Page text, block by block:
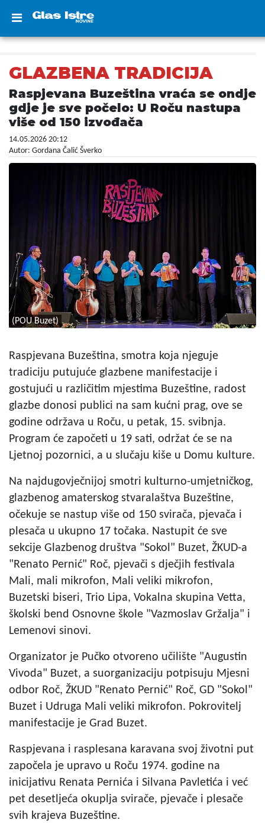
GLAZBENA TRADICIJA
Raspjevana Buzeština vraća se ondje
gdje je sve počelo: U Roču nastupa
više od 150 izvođača
14.05.2026 20:12
Autor: Gordana Čalić Šverko
(POU Buzet)
Raspjevana Buzeština, smotra koja njeguje
tradiciju putujuće glazbene manifestacije i
gostujući u različitim mjestima Buzeštine, radost
glazbe donosi publici na sam kućni prag, ove se
godine održava u Roču, u petak, 15. svibnja.
Program će započeti u 19 sati, održat će se na
Ljetnoj pozornici, a u slučaju kiše u Domu kulture.
Na najdugovječnijoj smotri kulturno-umjetničkog,
glazbenog amaterskog stvaralaštva Buzeštine,
očekuje se nastup više od 150 svirača, pjevača i
plesača u ukupno 17 točaka. Nastupit će sve
sekcije Glazbenog društva "Sokol" Buzet, ŽKUD-a
"Renato Pernić" Roč, pjevači s dječjih festivala
Mali, mali mikrofon, Mali veliki mikrofon,
Buzetski biseri, Trio Lipa, Vokalna skupina Vetta,
školski bend Osnovne škole "Vazmoslav Gržalja" i
Lemenovi sinovi.
Organizator je Pučko otvoreno učilište "Augustin
Vivoda" Buzet, a suorganizaciju potpisuju Mjesni
odbor Roč, ŽKUD "Renato Pernić" Roč, GD "Sokol"
Buzet i Udruga Mali veliki mikrofon. Pokrovitelj
manifestacije je Grad Buzet.
Raspjevana i rasplesana karavana svoj životni put
započela je upravo u Roču 1974. godine na
inicijativu Renata Pernića i Silvana Pavletića i već
pet desetljeća okuplja svirače, pjevače i plesače
svih krajeva Buzeštine.